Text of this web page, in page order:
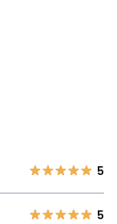
5
5